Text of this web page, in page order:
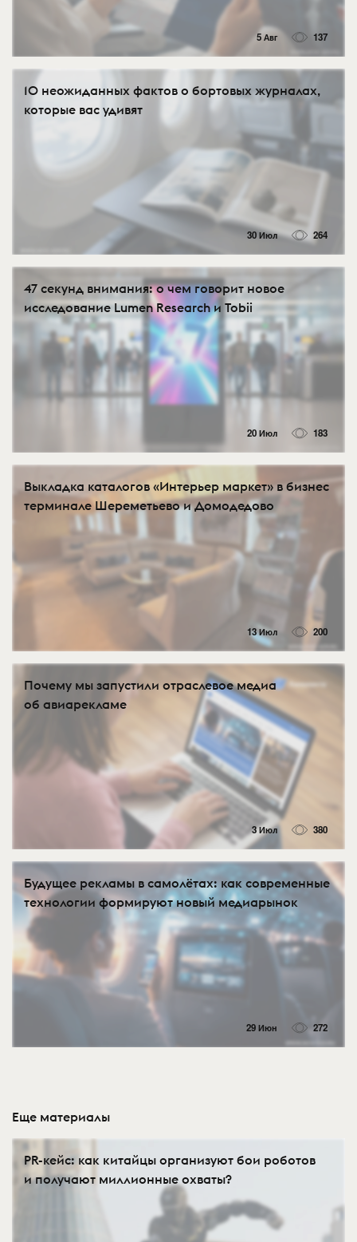
5 Авг 137
10 неожиданных фактов о бортовых журналах,
которые вас удивят
30 Июл 264
47 секунд внимания: о чем говорит новое
исследование Lumen Research и Tobii
20 Июл 183
Выкладка каталогов «Интерьер маркет» в бизнес
терминале Шереметьево и Домодедово
13 Июл 200
Почему мы запустили отраслевое медиа
об авиарекламе
3 Июл 380
Будущее рекламы в самолётах: как современные
технологии формируют новый медиарынок
29 Июн 272
Еще материалы
PR-кейс: как китайцы организуют бои роботов
и получают миллионные охваты?